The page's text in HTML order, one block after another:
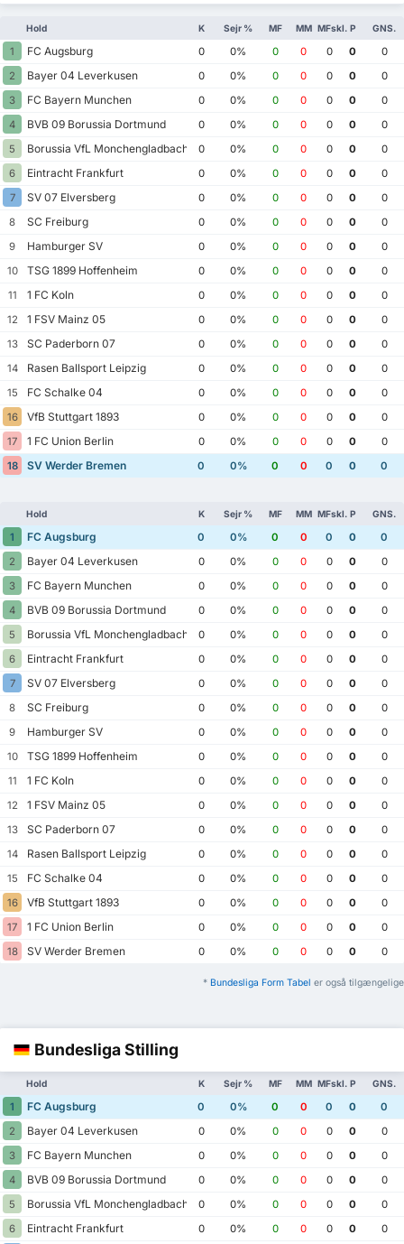
Hold K Sejr % MF MM MFskl. P GNS.
1 FC Augsburg 0 0% 0 0 0 0
0
2
Bayer 04 Leverkusen 0 0% 0 0 0 0
0
3
FC Bayern Munchen 0 0% 0 0 0 0
0
4
BVB 09 Borussia Dortmund 0 0% 0 0 0 0
0
5
Borussia VfL Monchengladbach 0 0% 0 0 0 0
0
6
Eintracht Frankfurt 0 0% 0 0 0 0
0
7
SV 07 Elversberg 0 0% 0 0 0 0
0
8
SC Freiburg 0 0% 0 0 0 0
0
9
Hamburger SV 0 0% 0 0 0 0
0
10
TSG 1899 Hoffenheim 0 0% 0 0 0 0
0
11
1 FC Koln 0 0% 0 0 0 0
0
12
1 FSV Mainz 05 0 0% 0 0 0 0
0
13
SC Paderborn 07 0 0% 0 0 0 0
0
14
Rasen Ballsport Leipzig 0 0% 0 0 0 0
0
15
FC Schalke 04 0 0% 0 0 0 0
0
16
VfB Stuttgart 1893 0 0% 0 0 0 0
0
17
1 FC Union Berlin 0 0% 0 0 0 0
0
18
SV Werder Bremen 0 0% 0 0 0 0 0
Hold K Sejr % MF MM MFskl. P GNS.
1 FC Augsburg 0 0% 0 0 0 0
0
2
Bayer 04 Leverkusen 0 0% 0 0 0 0
0
3
FC Bayern Munchen 0 0% 0 0 0 0
0
4
BVB 09 Borussia Dortmund 0 0% 0 0 0 0
0
5
Borussia VfL Monchengladbach 0 0% 0 0 0 0
0
6
Eintracht Frankfurt 0 0% 0 0 0 0
0
7
SV 07 Elversberg 0 0% 0 0 0 0
0
8
SC Freiburg 0 0% 0 0 0 0
0
9
Hamburger SV 0 0% 0 0 0 0
0
10
TSG 1899 Hoffenheim 0 0% 0 0 0 0
0
11
1 FC Koln 0 0% 0 0 0 0
0
12
1 FSV Mainz 05 0 0% 0 0 0 0
0
13
SC Paderborn 07 0 0% 0 0 0 0
0
14
Rasen Ballsport Leipzig 0 0% 0 0 0 0
0
15
FC Schalke 04 0 0% 0 0 0 0
0
16
VfB Stuttgart 1893 0 0% 0 0 0 0
0
17
1 FC Union Berlin 0 0% 0 0 0 0
0
18
SV Werder Bremen 0 0% 0 0 0 0 0
* Bundesliga Form Tabel er også tilgængelige
Bundesliga Stilling
Hold K Sejr % MF MM MFskl. P GNS.
1 FC Augsburg 0 0% 0 0 0 0
0
2
Bayer 04 Leverkusen 0 0% 0 0 0 0
0
3
FC Bayern Munchen 0 0% 0 0 0 0
0
4
BVB 09 Borussia Dortmund 0 0% 0 0 0 0
0
5
Borussia VfL Monchengladbach 0 0% 0 0 0 0
0
6
Eintracht Frankfurt 0 0% 0 0 0 0
0